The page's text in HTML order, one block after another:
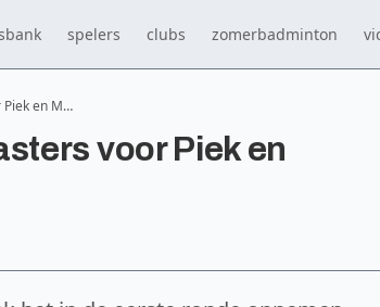
spelers clubs zomerbadminton
en M…
voor Piek en